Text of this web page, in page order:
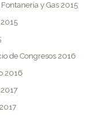
y Gas 2015
de Congresos 2016
2016